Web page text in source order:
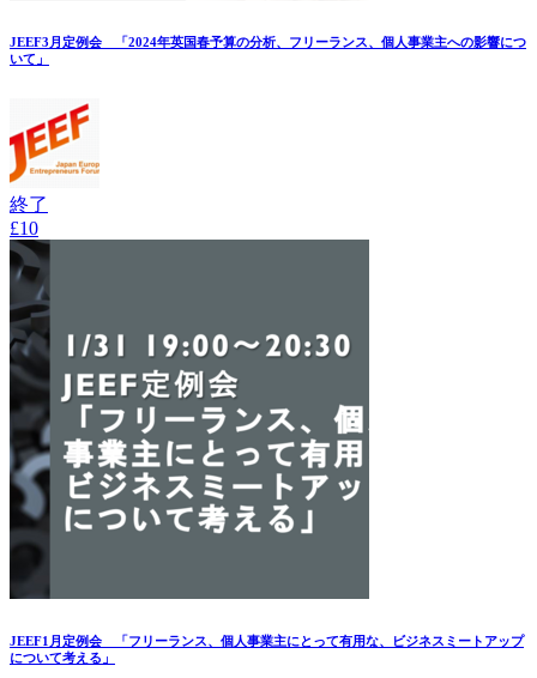
JEEF3月定例会 「2024年英国春予算の分析、フリーランス、個人事業主への影響につ
いて」
終了
£10
JEEF1月定例会 「フリーランス、個人事業主にとって有用な、ビジネスミートアップ
について考える」